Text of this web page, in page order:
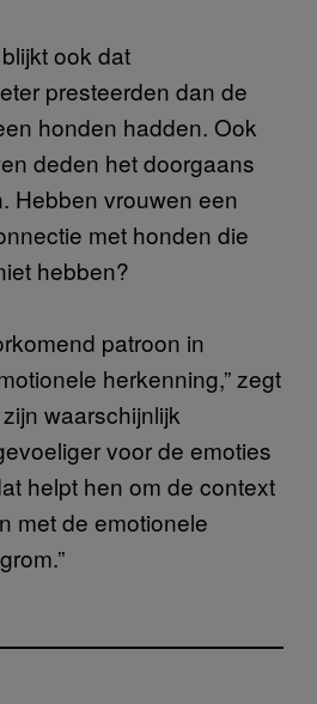
ook dat
presteerden dan de
honden hadden. Ook
deden het doorgaans
Hebben vrouwen een
met honden die
hebben?
patroon in
herkenning,” zegt
waarschijnlijk
voor de emoties
helpt hen om de context
met de emotionele